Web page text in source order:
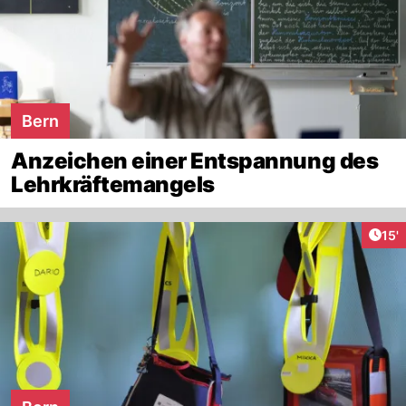
Bern
Anzeichen einer Entspannung des
Lehrkräftemangels
15'